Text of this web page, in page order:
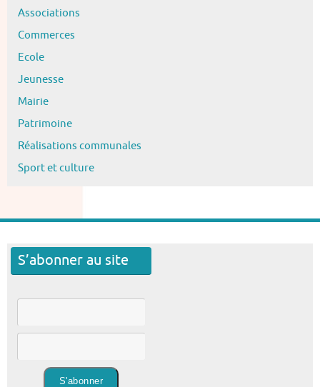
Associations
Commerces
Ecole
Jeunesse
Mairie
Patrimoine
Réalisations communales
Sport et culture
S’abonner au site